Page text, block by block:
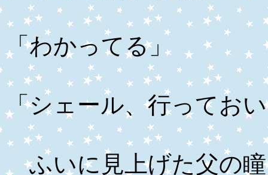
「わかってる」
「シェール、行ってお
ふいに見上げた父の瞳